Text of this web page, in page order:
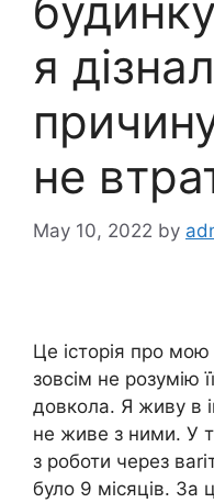
я
не
May 10, 2022 by
Це історія про
зовсім не розумію
довкола. Я живу в
не живе з ними. У
з роботи через
було 9 місяців.